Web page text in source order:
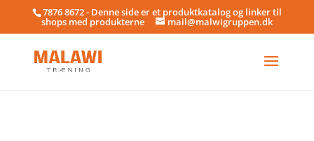
7876 8672 - Denne side er et produktkatalog og linker til
shops med produkterne mail@malwigruppen.dk